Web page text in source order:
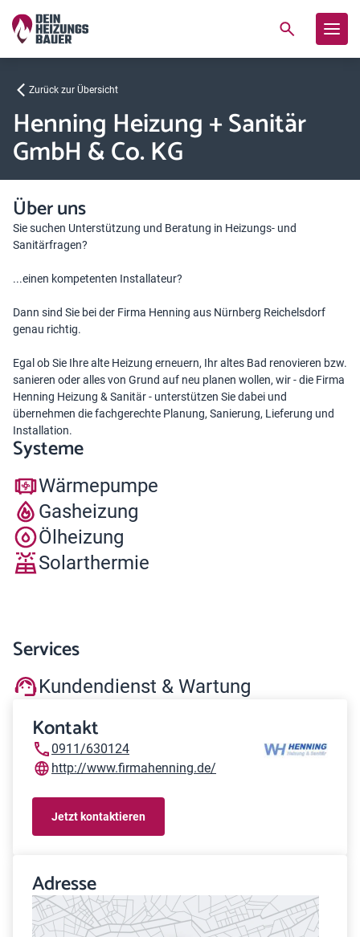
Zurück zur Übersicht
Henning Heizung + Sanitär
GmbH & Co. KG
Über uns
Sie suchen Unterstützung und Beratung in Heizungs- und
Sanitärfragen?
...einen kompetenten Installateur?
Dann sind Sie bei der Firma Henning aus Nürnberg Reichelsdorf
genau richtig.
Egal ob Sie Ihre alte Heizung erneuern, Ihr altes Bad renovieren bzw.
sanieren oder alles von Grund auf neu planen wollen, wir - die Firma
Henning Heizung & Sanitär - unterstützen Sie dabei und
übernehmen die fachgerechte Planung, Sanierung, Lieferung und
Installation.
Systeme
Wärmepumpe
Gasheizung
Ölheizung
Solarthermie
Services
Kundendienst & Wartung
Kontakt
0911/630124
http://www.firmahenning.de/
Jetzt kontaktieren
Adresse